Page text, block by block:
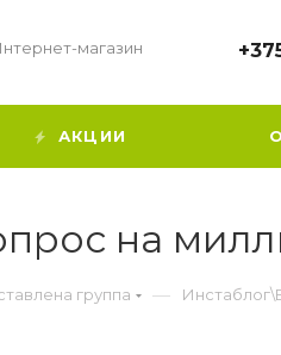
магазин
АКЦИИ
на
группа —